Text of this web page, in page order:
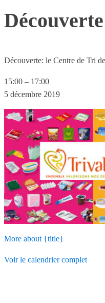
Découverte: le Centre de Tri
15:00 – 17:00
5 décembre 2019
More about {title}
Voir le calendrier complet